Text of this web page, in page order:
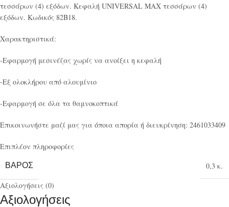
τεσσάρων (4) εξόδων. Κεφαλή UNIVERSAL MAX τεσσάρων (4)
εξόδων. Κωδικός 82B18.
Χαρακτηριστικά:
-Εφαρμογή μεσινέζας χωρίς να ανοίξει η κεφαλή
-Εξ ολοκλήρου από αλουμίνιο
-Εφαρμογή σε όλα τα θαμνοκοπτικά
Επικοινωνήστε μαζί μας για όποια απορία ή διευκρίνηση: 2461033409
Επιπλέον πληροφορίες
ΒΆΡΟΣ
0,3 κ.
Αξιολογήσεις (0)
Αξιολογήσεις